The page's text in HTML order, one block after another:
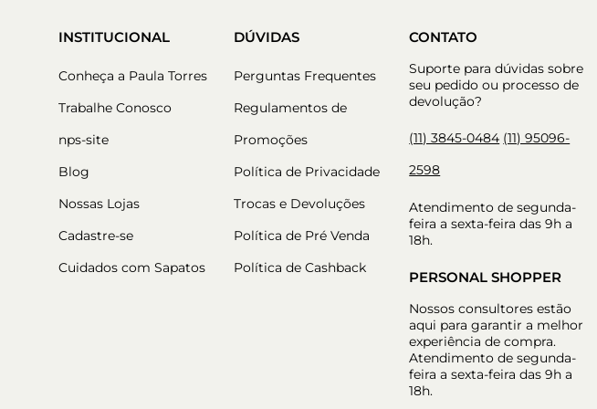
INSTITUCIONAL
Conheça a Paula Torres
Trabalhe Conosco
nps-site
Blog
Nossas Lojas
Cadastre-se
Cuidados com Sapatos
DÚVIDAS
Perguntas Frequentes
Regulamentos de
Promoções
Política de Privacidade
Trocas e Devoluções
Política de Pré Venda
Política de Cashback
CONTATO
Suporte para dúvidas sobre
seu pedido ou processo de
devolução?
(11) 3845-0484 (11) 95096-
2598
Atendimento de segunda-
feira a sexta-feira das 9h a
18h.
PERSONAL SHOPPER
Nossos consultores estão
aqui para garantir a melhor
experiência de compra.
Atendimento de segunda-
feira a sexta-feira das 9h a
18h.